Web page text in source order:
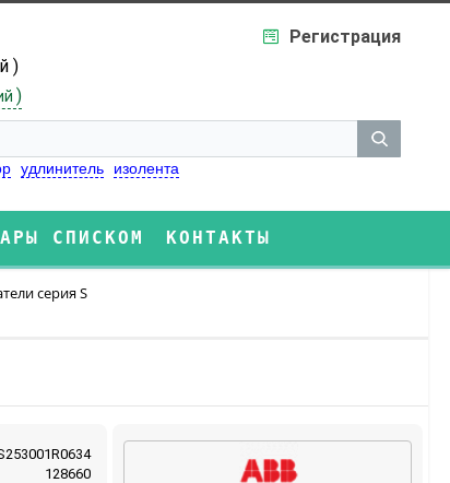
Регистрация
)
)
удлинитель изолента
СПИСКОМ КОНТАКТЫ
серия S
128660